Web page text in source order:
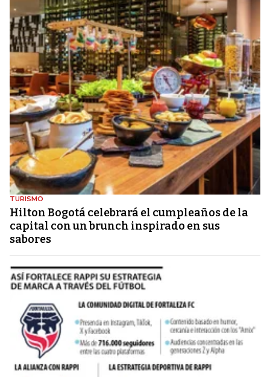
TURISMO
Hilton Bogotá celebrará el cumpleaños de la
capital con un brunch inspirado en sus
sabores